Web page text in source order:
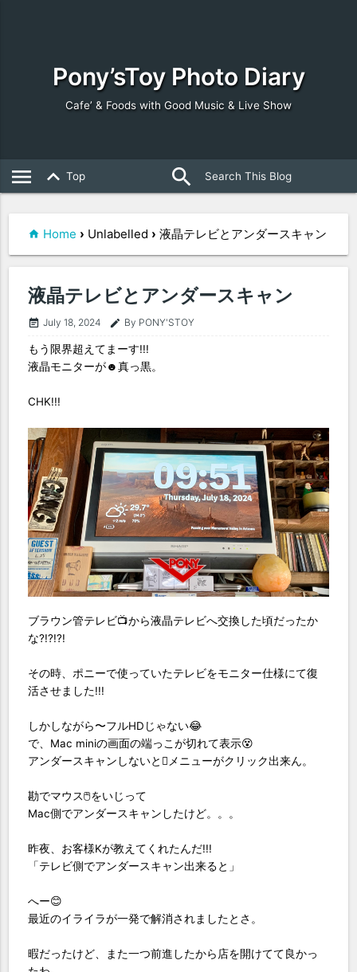
Pony’sToy Photo Diary
Cafe’ & Foods with Good Music & Live Show
menu keyboard_arrow_up Top search
Home › Unlabelled › 液晶テレビとアンダースキャン
液晶テレビとアンダースキャン
event_note July 18, 2024 edit By PONY'STOY
もう限界超えてまーす!!!
液晶モニターが☻真っ黒。
CHK!!!
ブラウン管テレビ📺から液晶テレビへ交換した頃だったか
な?!?!?!
その時、ポニーで使っていたテレビをモニター仕様にて復
活させました!!!
しかしながら〜フルHDじゃない😂
で、Mac miniの画面の端っこが切れて表示😵
アンダースキャンしないとメニューがクリック出来ん。
勘でマウス🖱️をいじって
Mac側でアンダースキャンしたけど。。。
昨夜、お客様Kが教えてくれたんだ!!!
「テレビ側でアンダースキャン出来ると」
へー😊
最近のイライラが一発で解消されましたとさ。
暇だったけど、また一つ前進したから店を開けてて良かっ